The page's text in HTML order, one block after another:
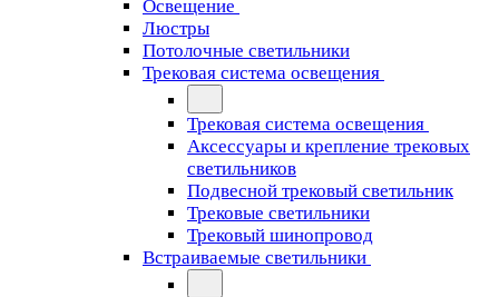
Освещение
Люстры
Потолочные светильники
Трековая система освещения
Трековая система освещения
Аксессуары и крепление трековых
светильников
Подвесной трековый светильник
Трековые светильники
Трековый шинопровод
Встраиваемые светильники